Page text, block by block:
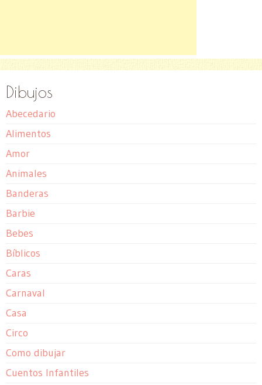
Dibujos
Abecedario
Alimentos
Amor
Animales
Banderas
Barbie
Bebes
Bíblicos
Caras
Carnaval
Casa
Circo
Como dibujar
Cuentos Infantiles